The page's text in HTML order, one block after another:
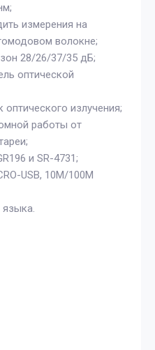
измерения на
волокне;
28/26/37/35 дБ;
оптической
излучения;
работы от
и SR-4731;
USB, 10M/100M